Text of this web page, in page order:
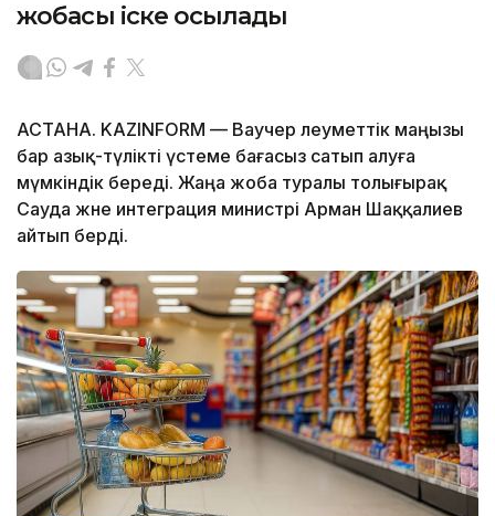
жобасы іске қосылады
АСТАНА. KAZINFORM — Ваучер әлеуметтік маңызы
бар азық-түлікті үстеме бағасыз сатып алуға
мүмкіндік береді. Жаңа жоба туралы толығырақ
Сауда және интеграция министрі Арман Шаққалиев
айтып берді.